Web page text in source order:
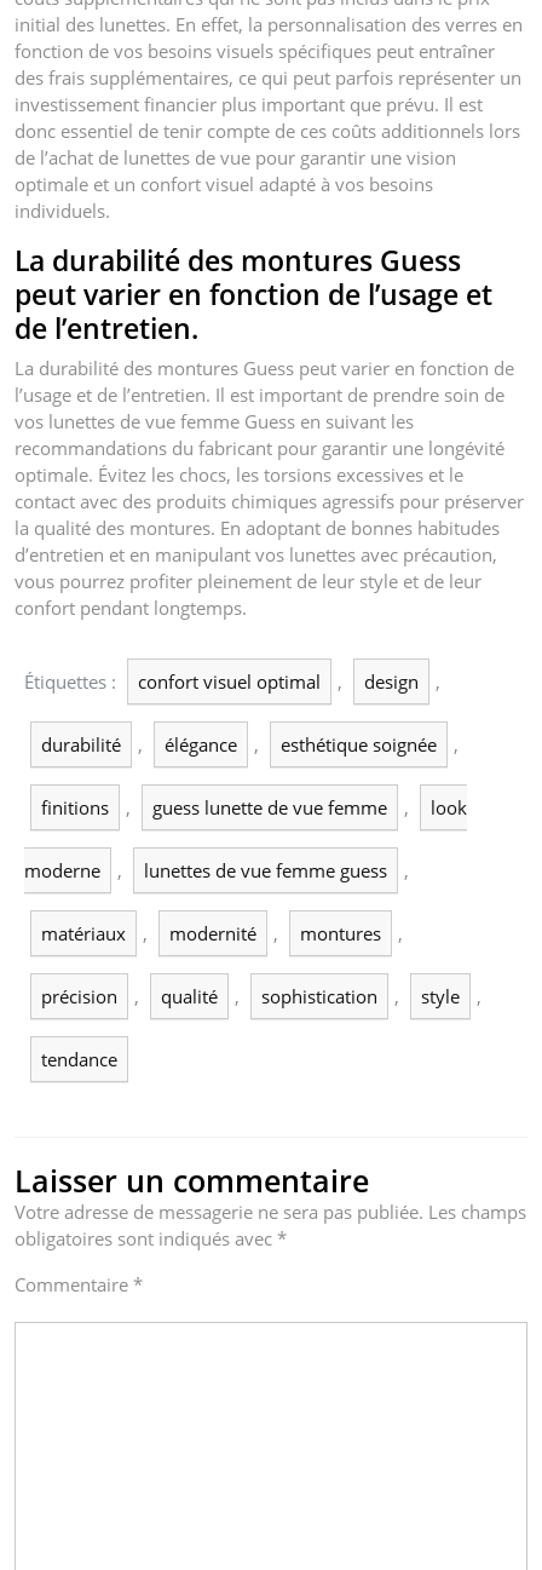
initial des lunettes. En effet, la personnalisation des verres en
fonction de vos besoins visuels spécifiques peut entraîner
des frais supplémentaires, ce qui peut parfois représenter un
investissement financier plus important que prévu. Il est
donc essentiel de tenir compte de ces coûts additionnels lors
de l’achat de lunettes de vue pour garantir une vision
optimale et un confort visuel adapté à vos besoins
individuels.
La durabilité des montures Guess
peut varier en fonction de l’usage et
de l’entretien.
La durabilité des montures Guess peut varier en fonction de
l’usage et de l’entretien. Il est important de prendre soin de
vos lunettes de vue femme Guess en suivant les
recommandations du fabricant pour garantir une longévité
optimale. Évitez les chocs, les torsions excessives et le
contact avec des produits chimiques agressifs pour préserver
la qualité des montures. En adoptant de bonnes habitudes
d’entretien et en manipulant vos lunettes avec précaution,
vous pourrez profiter pleinement de leur style et de leur
confort pendant longtemps.
Étiquettes : confort visuel optimal , design ,
durabilité , élégance , esthétique soignée ,
finitions , guess lunette de vue femme , look
moderne , lunettes de vue femme guess ,
matériaux , modernité , montures ,
précision , qualité , sophistication , style ,
tendance
Laisser un commentaire
Votre adresse de messagerie ne sera pas publiée. Les champs
obligatoires sont indiqués avec *
Commentaire *